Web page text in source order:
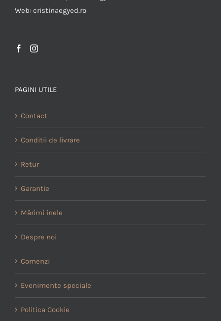
Web: cristinaegyed.ro
PAGINI UTILE
Contact
Conditii de livrare
Retur
Garantie
Mărimi inele
Despre noi
Comenzi
Evenimente speciale
Politica Cookie